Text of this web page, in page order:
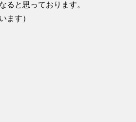
ると思っております。
ます）